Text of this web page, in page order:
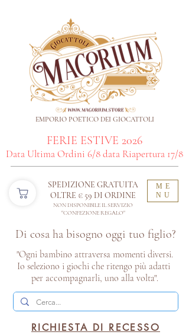
ME
NU
Di cosa ha bisogno oggi tuo figlio?
SPEDIZIONE GRATUITA
OLTRE € 59 DI ORDINE​
NON DISPONIBILE IL SERVIZIO
"CONFEZIONE REGALO"
"Ogni bambino attraversa momenti diversi.
Io seleziono i giochi che ritengo più adatti
per accompagnarli, uno alla volta".
EMPORIO POETICO DEI GIOCATTOLI
RICHIESTA DI RECESSO
FERIE ESTIVE 2026
Data Ultima Ordini 6/8 data Riapertura 17/8